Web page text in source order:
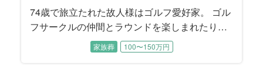
74歳で旅立たれた故人様はゴルフ愛好家。 ゴル
フサークルの仲間とラウンドを楽しまれたり、
ゴルフコンペにも数多く参加されました。 プレ
ー後の飲み会ではメンバーと親睦を深められた
家族葬 100〜150万円